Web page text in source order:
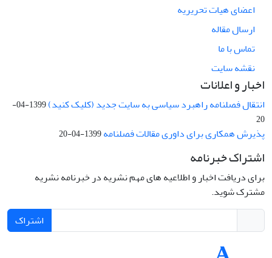
اعضای هیات تحریریه
ارسال مقاله
تماس با ما
نقشه سایت
اخبار و اعلانات
انتقال فصلنامه راهبرد سیاسی به سایت جدید (کلیک کنید)
1399-04-
20
پذیرش همکاری برای داوری مقالات فصلنامه1399-04-20
اشتراک خبرنامه
برای دریافت اخبار و اطلاعیه های مهم نشریه در خبرنامه نشریه
مشترک شوید.
اشتراک